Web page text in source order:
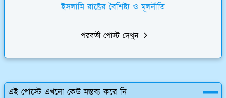
ইসলামি রাষ্ট্রের বৈশিষ্ট্য ও মূলনীতি
পরবর্তী পোস্ট দেখুন
এই পোস্টে এখনো কেউ মন্তব্য করে নি